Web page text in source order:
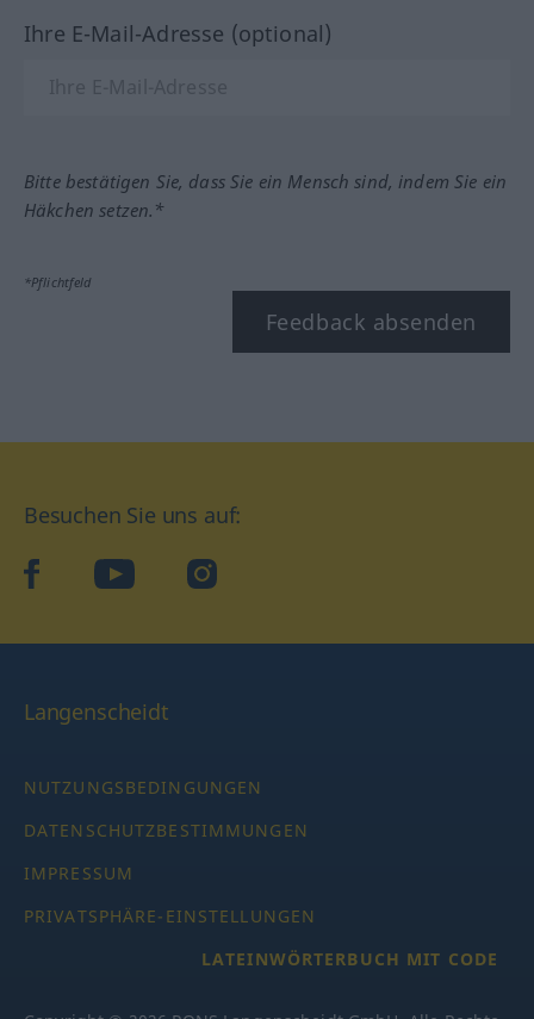
Ihre E-Mail-Adresse (optional)
Bitte bestätigen Sie, dass Sie ein Mensch sind, indem Sie ein
Häkchen setzen.*
*Pflichtfeld
Feedback absenden
Besuchen Sie uns auf:
facebook YouTube Instagram
Langenscheidt
NUTZUNGSBEDINGUNGEN
DATENSCHUTZBESTIMMUNGEN
IMPRESSUM
PRIVATSPHÄRE-EINSTELLUNGEN
LATEINWÖRTERBUCH MIT CODE